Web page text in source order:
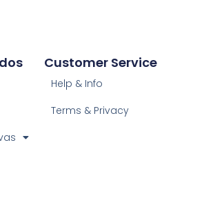
Customer Service
Help & Info
Terms & Privacy